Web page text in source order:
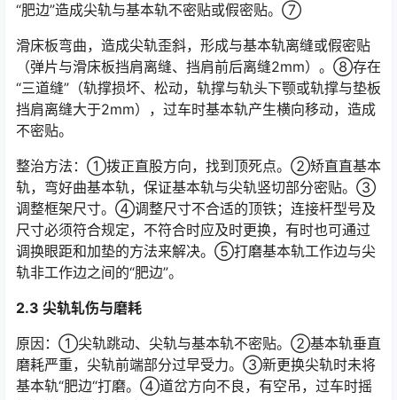
“肥边”造成尖轨与基本轨不密贴或假密贴。⑦󠅅󠅃󠄵󠅂󠄪󠇖󠆨󠆨󠇕󠆞󠆒󠅬󠇘󠆭󠆘󠇙󠆝󠅵󠇗󠆭󠆁󠄐󠇗󠅹󠅸󠇖󠆍󠅳󠇖󠅹󠅰󠇖󠆌󠅹
滑床板弯曲，造成尖轨歪斜，形成与基本轨离缝或假密贴
（弹片与滑床板挡肩离缝、挡肩前后离缝2mm）。⑧存在
“三道缝”（轨撑损坏、松动，轨撑与轨头下颚或轨撑与垫板
挡肩离缝大于2mm），过车时基本轨产生横向移动，造成
不密贴。󠅅󠅃󠄵󠅂󠄪󠇖󠆨󠆨󠇕󠆞󠆒󠅬󠇘󠆭󠆘󠇙󠆝󠅵󠇗󠆭󠆁󠄐󠇗󠅹󠅸󠇖󠆍󠅳󠇖󠅹󠅰󠇖󠆌󠅹
整治方法：①拨正直股方向，找到顶死点。②矫直直基本
轨，弯好曲基本轨，保证基本轨与尖轨竖切部分密贴。③
调整框架尺寸。④调整尺寸不合适的顶铁；连接杆型号及
尺寸必须符合规定，不符合时应及时更换，有时也可通过
调换眼距和加垫的方法来解决。⑤打磨基本轨工作边与尖
轨非工作边之间的“肥边”。󠅅󠅃󠄵󠅂󠄪󠇖󠆨󠆨󠇕󠆞󠆒󠅬󠇘󠆭󠆘󠇙󠆝󠅵󠇗󠆭󠆁󠄐󠇗󠅹󠅸󠇖󠆍󠅳󠇖󠅹󠅰󠇖󠆌󠅹
2.3 尖轨轧伤与磨耗
原因：①尖轨跳动、尖轨与基本轨不密贴。②基本轨垂直
磨耗严重，尖轨前端部分过早受力。③新更换尖轨时未将
基本轨“肥边“打磨。④道岔方向不良，有空吊，过车时摇